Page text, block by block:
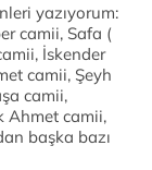
yazıyorum:
camii, Safa (
İskender
camii, Şeyh
camii,
Ahmet camii,
başka bazı